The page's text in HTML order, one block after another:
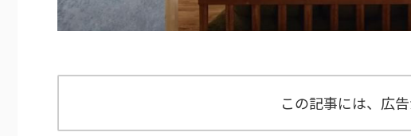
この記事には、広